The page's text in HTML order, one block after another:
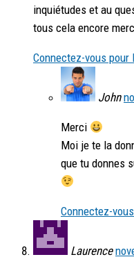
inquiétudes et au
tous cela encore
Connectez-vous
John
Merci
Moi je te la
que tu donnes
Connectez-
Laurence